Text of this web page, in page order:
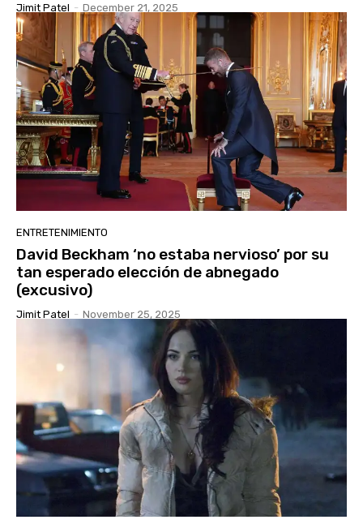
Jimit Patel - December 21, 2025
ENTRETENIMIENTO
David Beckham ‘no estaba nervioso’ por su
tan esperado elección de abnegado
(excusivo)
Jimit Patel - November 25, 2025